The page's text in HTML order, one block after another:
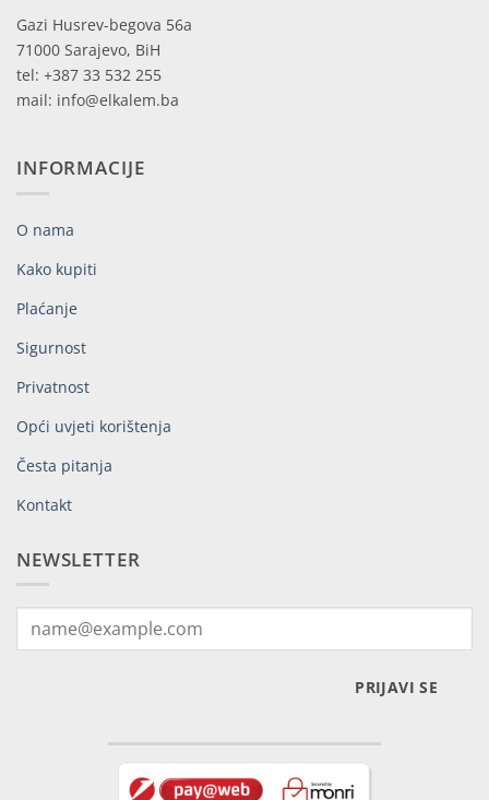
Gazi Husrev-begova 56a
71000 Sarajevo, BiH
tel: +387 33 532 255
mail: info@elkalem.ba
INFORMACIJE
O nama
Kako kupiti
Plaćanje
Sigurnost
Privatnost
Opći uvjeti korištenja
Česta pitanja
Kontakt
NEWSLETTER
PRIJAVI SE